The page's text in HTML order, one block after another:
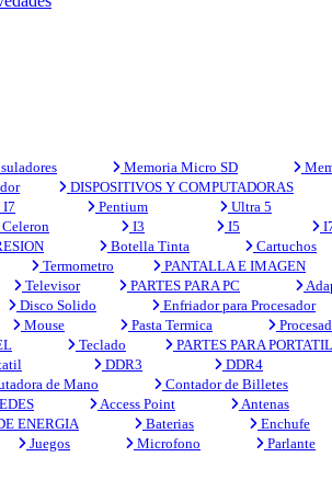
Memoria Micro SD
DISPOSITIVOS Y COMPUTADORAS
I7 Pentium Ultra 5
Celeron I3 I5
Botella Tinta Cartuchos
Termometro PANTALLA E IMAGEN
Televisor PARTES PARA PC
Disco Solido Enfriador para Procesador
Mouse Pasta Termica
Teclado PARTES PARA PORTATIL
DDR3 DDR4
de Mano Contador de Billetes
Access Point Antenas
ENERGIA Baterias Enchufe
Juegos Microfono Parlante